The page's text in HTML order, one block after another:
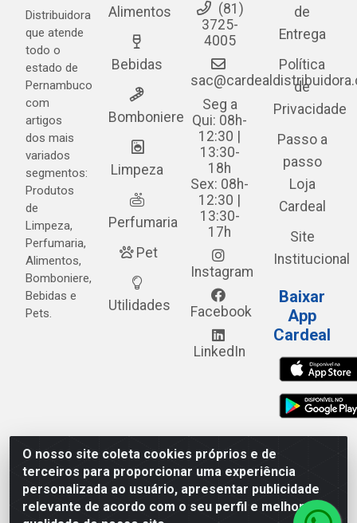
O nosso site coleta cookies próprios e de
terceiros para proporcionar uma experiência
personalizada ao usuário, apresentar publicidade
relevante de acordo com o seu perfil e melhorar a
Distribuidora
que atende
todo o
estado de
Pernambuco
com
artigos
dos mais
variados
segmentos:
Produtos
de
Limpeza,
Perfumaria,
Alimentos,
Bomboniere,
Bebidas e
Pets.
Alimentos
Bebidas
Bomboniere
Limpeza
Perfumaria
Pet
Utilidades
(81)
3725-
4005
Seg a
Qui: 08h-
12:30 |
13:30-
18h
Sex: 08h-
12:30 |
13:30-
17h
Instagram
Facebook
LinkedIn
de
Entrega
Política
de
Privacidade
Passo a
passo
Loja
Cardeal
Site
Institucional
Baixar
App
Cardeal
Cardeal Distribuidora - Estrada Alto do Moura, 582 - Alto
do Moura - Caruaru/PE - CEP 55.040-120 - CNPJ
05.253.499/0001-62